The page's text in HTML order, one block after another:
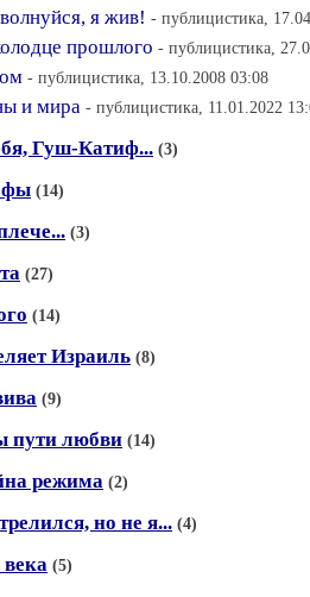
я жив! - публицистика,
прошлого - публицистика,
- публицистика, 13.10.2008 03:08
и мира - публицистика, 11.01.2022
Гуш-Катиф... (3)
(14)
(3)
(27)
(14)
Израиль (8)
(9)
пути любви (14)
режима (2)
но не я... (4)
(5)